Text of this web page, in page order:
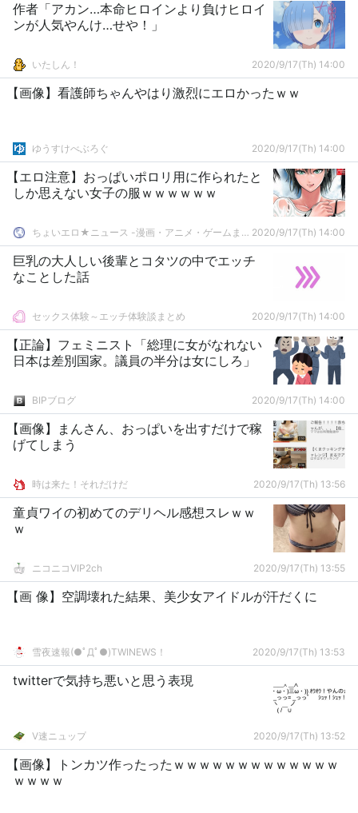
作者「アカン…本命ヒロインより負けヒロイ
ンが人気やんけ…せや！」
いたしん！ 2020/9/17(Th) 14:00
【画像】看護師ちゃんやはり激烈にエロかったｗｗ
ゆうすけべぶろぐ 2020/9/17(Th) 14:00
【エロ注意】おっぱいポロリ用に作られたと
しか思えない女子の服ｗｗｗｗｗｗ
ちょいエロ★ニュース -漫画・アニメ・ゲームまとめ- 2020/9/17(Th) 14:00
巨乳の大人しい後輩とコタツの中でエッチ
なことした話
セックス体験～エッチ体験談まとめ 2020/9/17(Th) 14:00
【正論】フェミニスト「総理に女がなれない
日本は差別国家。議員の半分は女にしろ」
BIPブログ 2020/9/17(Th) 14:00
【画像】まんさん、おっぱいを出すだけで稼
げてしまう
時は来た！それだけだ 2020/9/17(Th) 13:56
童貞ワイの初めてのデリヘル感想スレｗｗ
ｗ
ニコニコVIP2ch 2020/9/17(Th) 13:55
【画 像】空調壊れた結果、美少女アイドルが汗だくに
雪夜速報(●ﾟДﾟ●)TWINEWS！ 2020/9/17(Th) 13:53
twitterで気持ち悪いと思う表現
V速ニュップ 2020/9/17(Th) 13:52
【画像】トンカツ作ったったｗｗｗｗｗｗｗｗｗｗｗｗｗ
ｗｗｗｗ